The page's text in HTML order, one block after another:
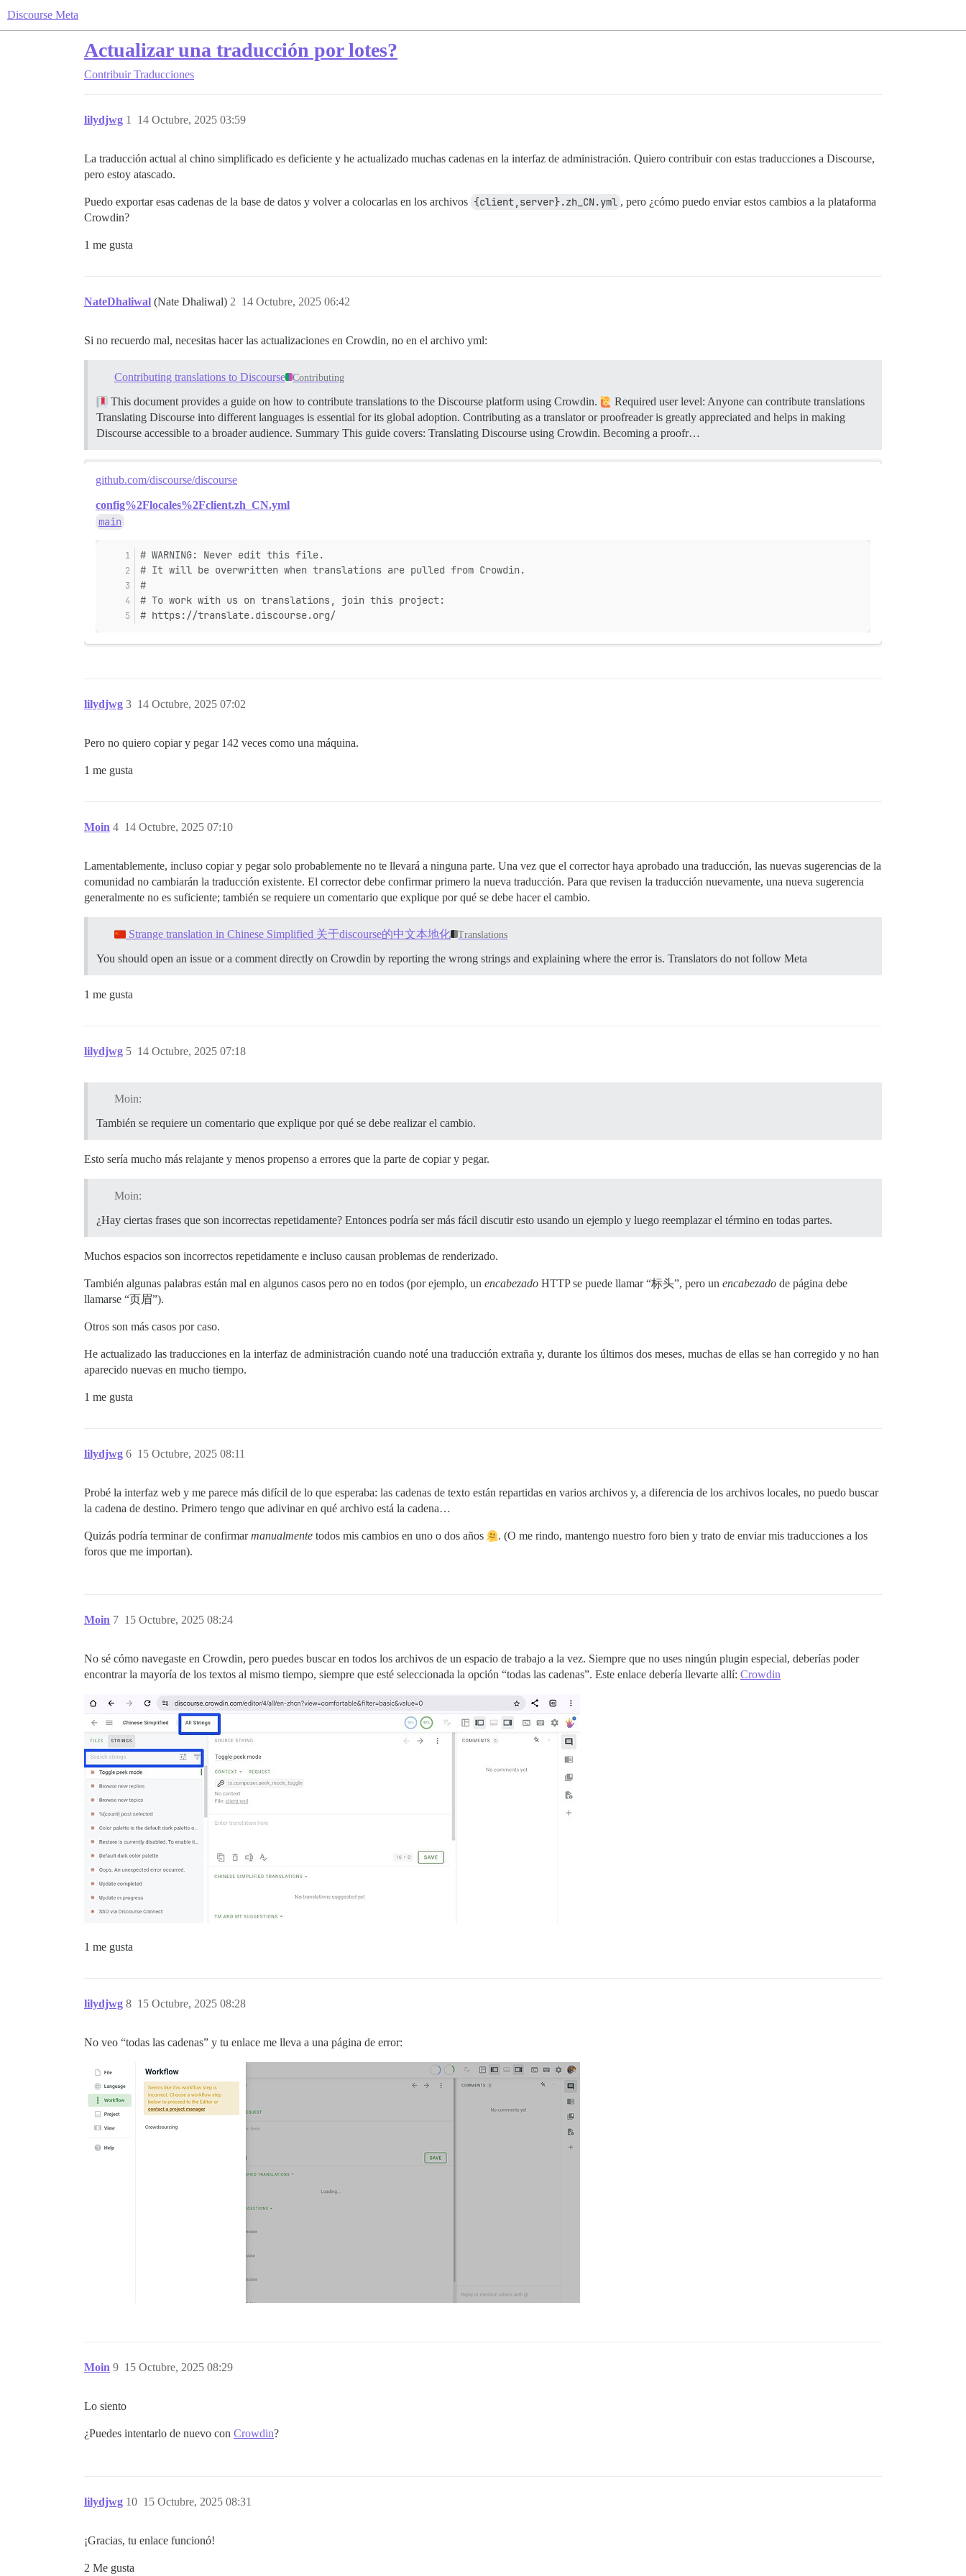
Discourse Meta
Actualizar una traducción por lotes?
Contribuir Traducciones
lilydjwg 14 Octubre, 2025 03:59
1
La traducción actual al chino simplificado es deficiente y he actualizado muchas cadenas en la interfaz de administración. Quiero contribuir con estas traducciones a Discourse,
pero estoy atascado.
Puedo exportar esas cadenas de la base de datos y volver a colocarlas en los archivos {client,server}.zh_CN.yml , pero ¿cómo puedo enviar estos cambios a la plataforma
Crowdin?
1 me gusta
NateDhaliwal (Nate Dhaliwal) 14 Octubre, 2025 06:42
2
Si no recuerdo mal, necesitas hacer las actualizaciones en Crowdin, no en el archivo yml:
Contributing translations to Discourse Contributing
This document provides a guide on how to contribute translations to the Discourse platform using Crowdin.
Required user level: Anyone can contribute translations
Translating Discourse into different languages is essential for its global adoption. Contributing as a translator or proofreader is greatly appreciated and helps in making
Discourse accessible to a broader audience. Summary This guide covers: Translating Discourse using Crowdin. Becoming a proofr…
github.com/discourse/discourse
config%2Flocales%2Fclient.zh_CN.yml
main
# WARNING: Never edit this file.
# It will be overwritten when translations are pulled from Crowdin.
#
# To work with us on translations, join this project:
# https://translate.discourse.org/
lilydjwg 14 Octubre, 2025 07:02
3
Pero no quiero copiar y pegar 142 veces como una máquina.
1 me gusta
Moin 14 Octubre, 2025 07:10
4
Lamentablemente, incluso copiar y pegar solo probablemente no te llevará a ninguna parte. Una vez que el corrector haya aprobado una traducción, las nuevas sugerencias de la
comunidad no cambiarán la traducción existente. El corrector debe confirmar primero la nueva traducción. Para que revisen la traducción nuevamente, una nueva sugerencia
generalmente no es suficiente; también se requiere un comentario que explique por qué se debe hacer el cambio.
Strange translation in Chinese Simplified 关于discourse的中文本地化 Translations
You should open an issue or a comment directly on Crowdin by reporting the wrong strings and explaining where the error is. Translators do not follow Meta
1 me gusta
lilydjwg 14 Octubre, 2025 07:18
5
Moin:
También se requiere un comentario que explique por qué se debe realizar el cambio.
Esto sería mucho más relajante y menos propenso a errores que la parte de copiar y pegar.
Moin:
¿Hay ciertas frases que son incorrectas repetidamente? Entonces podría ser más fácil discutir esto usando un ejemplo y luego reemplazar el término en todas partes.
Muchos espacios son incorrectos repetidamente e incluso causan problemas de renderizado.
También algunas palabras están mal en algunos casos pero no en todos (por ejemplo, un encabezado HTTP se puede llamar “标头”, pero un encabezado de página debe
llamarse “页眉”).
Otros son más casos por caso.
He actualizado las traducciones en la interfaz de administración cuando noté una traducción extraña y, durante los últimos dos meses, muchas de ellas se han corregido y no han
aparecido nuevas en mucho tiempo.
1 me gusta
lilydjwg 15 Octubre, 2025 08:11
6
Probé la interfaz web y me parece más difícil de lo que esperaba: las cadenas de texto están repartidas en varios archivos y, a diferencia de los archivos locales, no puedo buscar
la cadena de destino. Primero tengo que adivinar en qué archivo está la cadena…
Quizás podría terminar de confirmarmanualmente todos mis cambios en uno o dos años
. (O me rindo, mantengo nuestro foro bien y trato de enviar mis traducciones a los
foros que me importan).
Moin 15 Octubre, 2025 08:24
7
No sé cómo navegaste en Crowdin, pero puedes buscar en todos los archivos de un espacio de trabajo a la vez. Siempre que no uses ningún plugin especial, deberías poder
encontrar la mayoría de los textos al mismo tiempo, siempre que esté seleccionada la opción “todas las cadenas”. Este enlace debería llevarte allí: Crowdin
1 me gusta
lilydjwg 15 Octubre, 2025 08:28
8
No veo “todas las cadenas” y tu enlace me lleva a una página de error:
Moin 15 Octubre, 2025 08:29
9
Lo siento
¿Puedes intentarlo de nuevo con Crowdin?
lilydjwg 15 Octubre, 2025 08:31
10
¡Gracias, tu enlace funcionó!
2 Me gusta